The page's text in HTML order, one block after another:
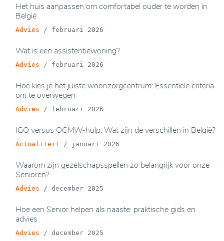
Het huis aanpassen om comfortabel ouder te worden in
België
Advies / februari 2026
Wat is een assistentiewoning?
Advies / februari 2026
Hoe kies je het juiste woonzorgcentrum: Essentiële criteria
om te overwegen
Advies / februari 2026
IGO versus OCMW-hulp: Wat zijn de verschillen in België?
Actualiteit / januari 2026
Waarom zijn gezelschapsspellen zo belangrijk voor onze
Senioren?
Advies / december 2025
Hoe een Senior helpen als naaste: praktische gids en
advies
Advies / december 2025